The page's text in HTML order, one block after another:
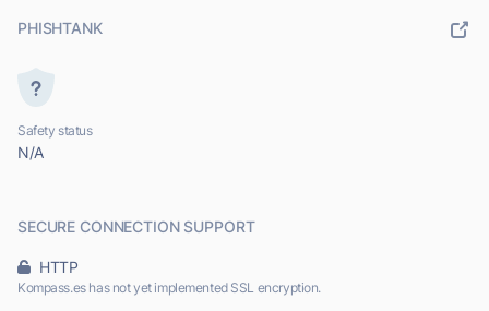
PHISHTANK
Safety status
N/A
SECURE CONNECTION SUPPORT
HTTP
Kompass.es has not yet implemented SSL encryption.